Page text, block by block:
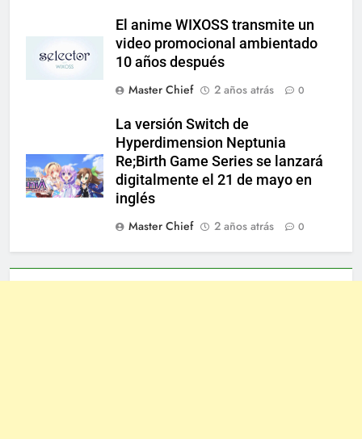
El anime WIXOSS transmite un
video promocional ambientado
10 años después
Master Chief
2 años atrás 0
La versión Switch de
Hyperdimension Neptunia
Re;Birth Game Series se lanzará
digitalmente el 21 de mayo en
inglés
Master Chief
2 años atrás 0